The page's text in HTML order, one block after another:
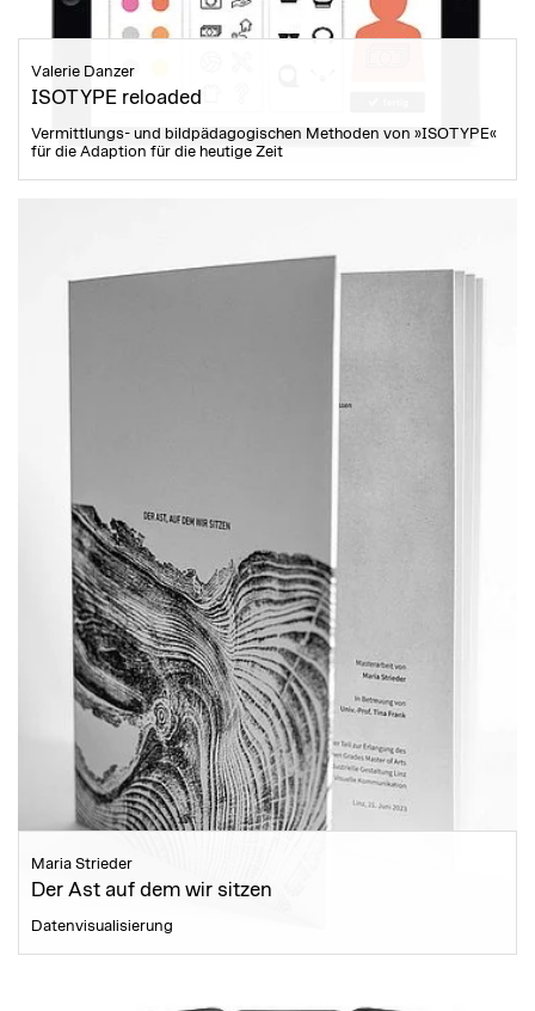
Valerie Danzer
ISOTYPE reloaded
Vermittlungs- und bildpädagogischen Methoden von »ISOTYPE«
für die Adaption für die heutige Zeit
Maria Strieder
Der Ast auf dem wir sitzen
Datenvisualisierung